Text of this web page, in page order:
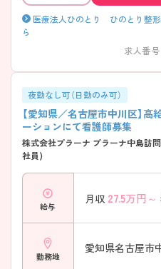
医療法人ひのとり ひのとり整
ら
求人番
夜勤なし可（日勤のみ可）
【愛知県／名古屋市中川区】高
ーションにて看護師募集
株式会社プラーナ プラーナ中島訪
社員)
給与
月収 27.5万円～
勤務地
愛知県名古屋市